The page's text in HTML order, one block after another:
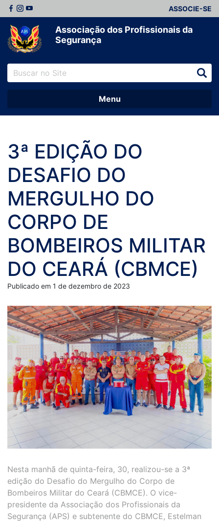
ASSOCIE-SE
Associação dos Profissionais da
Segurança
Menu
3ª EDIÇÃO DO
DESAFIO DO
MERGULHO DO
CORPO DE
BOMBEIROS MILITAR
DO CEARÁ (CBMCE)
Publicado em 1 de dezembro de 2023
Nesta manhã de quinta-feira, 30, realizou-se a 3ª
edição do Desafio do Mergulho do Corpo de
Bombeiros Militar do Ceará (CBMCE). O vice-
presidente da Associação dos Profissionais da
Segurança (APS) e subtenente do CBMCE, Estelman